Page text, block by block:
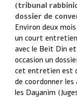
(tribunal
dossier de
Environ deux
un court
avec le Beit Din
occasion un
cet entretien est
de coordonner
les Dayanim